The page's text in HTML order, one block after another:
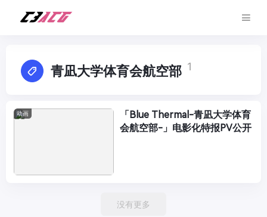
青凪大学体育会航空部 1
动画
「Blue Thermal-青凪大学体育
会航空部-」电影化特报PV公开
没有更多